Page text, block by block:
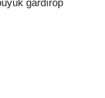
gardırop